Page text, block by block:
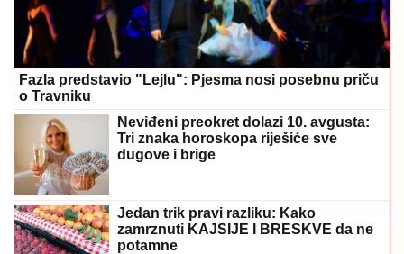
Fazla predstavio "Lejlu": Pjesma nosi posebnu priču
o Travniku
Neviđeni preokret dolazi 10. avgusta:
Tri znaka horoskopa riješiće sve
dugove i brige
Jedan trik pravi razliku: Kako
zamrznuti KAJSIJE I BRESKVE da ne
potamne